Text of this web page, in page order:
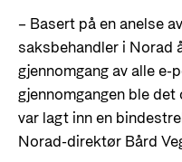
Styresett og
For næringslivet
fornybar energi
Norad -
Evalueringer
Historie
Kontakt
– Basert på en anelse
saksbehandler i Norad
gjennomgang av alle e-
gjennomgangen ble
var lagt inn en
Norad-direktør Bård